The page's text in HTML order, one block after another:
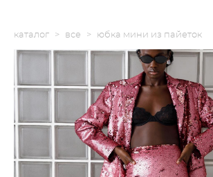
каталог > все > юбка мини из пайеток